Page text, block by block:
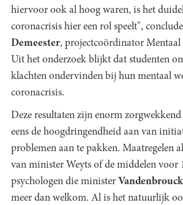
hiervoor ook al hoog waren, is het
coronacrisis hier een rol speelt",
Demeester, projectcoördinator
Uit het onderzoek blijkt dat studenten
klachten ondervinden bij hun mentaal
coronacrisis.
Deze resultaten zijn enorm
eens de hoogdringendheid aan van
problemen aan te pakken. Maatregelen
van minister Weyts of de middelen voor
psychologen die minister
meer dan welkom. Al is het natuurlijk